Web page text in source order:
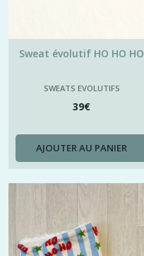
Sweat évolutif HO HO HO
SWEATS EVOLUTIFS
39€
AJOUTER AU PANIER